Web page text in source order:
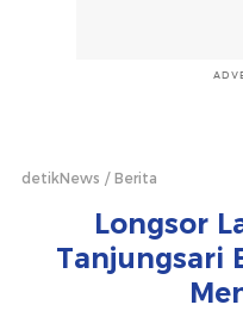
detikNews Berita
Longsor
Tanjungsari